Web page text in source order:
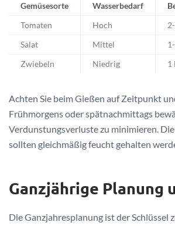
Gemüsesorte Wasserbedarf
Tomaten Hoch
Salat Mittel
Zwiebeln Niedrig 1
Achten Sie beim Gießen auf Zeitpunkt
Frühmorgens oder spätnachmittags
Verdunstungsverluste zu minimieren.
sollten gleichmäßig feucht gehalten
Ganzjährige Planung
Die Ganzjahresplanung ist der Schlüssel